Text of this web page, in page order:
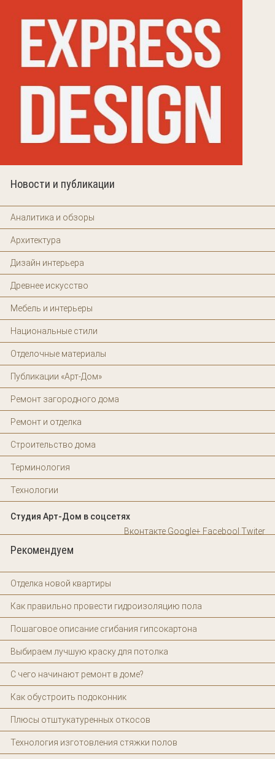
Новости и публикации
Аналитика и обзоры
Архитектура
Дизайн интерьера
Древнее искусство
Мебель и интерьеры
Национальные стили
Отделочные материалы
Публикации «Арт-Дом»
Ремонт загородного дома
Ремонт и отделка
Строительство дома
Терминология
Технологии
Студия Арт-Дом в соцсетях
Вконтакте Google+ Facebool Twiter
Рекомендуем
Отделка новой квартиры
Как правильно провести гидроизоляцию пола
Пошаговое описание сгибания гипсокартона
Выбираем лучшую краску для потолка
С чего начинают ремонт в доме?
Как обустроить подоконник
Плюсы отштукатуренных откосов
Технология изготовления стяжки полов